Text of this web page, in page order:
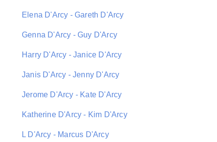
Elena D'Arcy - Gareth D'Arcy
Genna D'Arcy - Guy D'Arcy
Harry D'Arcy - Janice D'Arcy
Janis D'Arcy - Jenny D'Arcy
Jerome D'Arcy - Kate D'Arcy
Katherine D'Arcy - Kim D'Arcy
L D'Arcy - Marcus D'Arcy